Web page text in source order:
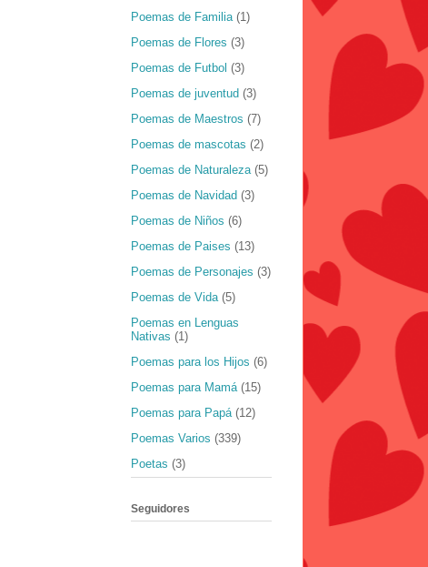
Poemas de Familia (1)
Poemas de Flores (3)
Poemas de Futbol (3)
Poemas de juventud (3)
Poemas de Maestros (7)
Poemas de mascotas (2)
Poemas de Naturaleza (5)
Poemas de Navidad (3)
Poemas de Niños (6)
Poemas de Paises (13)
Poemas de Personajes (3)
Poemas de Vida (5)
Poemas en Lenguas
Nativas (1)
Poemas para los Hijos (6)
Poemas para Mamá (15)
Poemas para Papá (12)
Poemas Varios (339)
Poetas (3)
Seguidores